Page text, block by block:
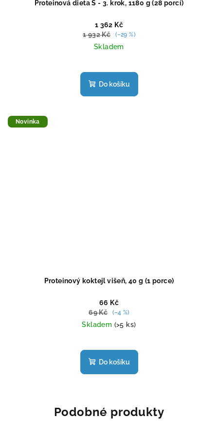
Proteinová dieta S - 3. krok, 1180 g (28 porcí)
1 362 Kč
1 932 Kč
(–29 %)
Skladem
hodnocení
produktu
Do košíku
Novinka
Proteinový koktejl višeň, 40 g (1 porce)
66 Kč
69 Kč
(–4 %)
Skladem (>5 ks)
hodnocení
produktu
hvězdiček.
Do košíku
Podobné produkty